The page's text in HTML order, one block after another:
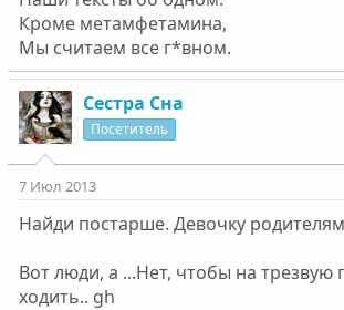
Кроме метамфетамина,
Мы считаем все г*вном.
Сестра Сна
Посетитель
7 Июл 2013
Найди постарше. Девочку
Вот люди, а ...Нет, чтобы на трезвую
ходить.. gh